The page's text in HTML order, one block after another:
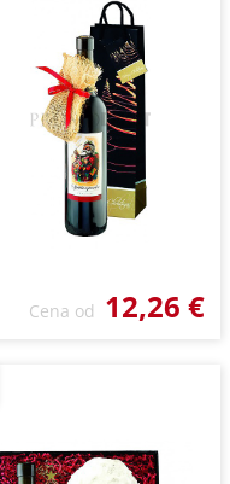
Cena od 12,26 €